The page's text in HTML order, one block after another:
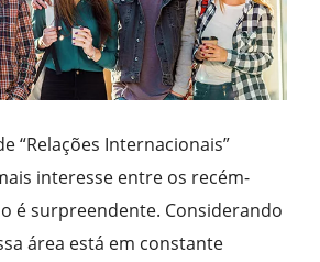
“Relações Internacionais”
interesse entre os recém-
é surpreendente. Considerando
área está em constante